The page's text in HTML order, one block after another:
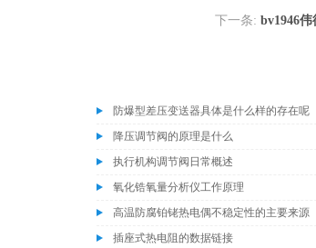
下一条: bv1946
防爆型差压变送器具体是什么样的存在呢
降压调节阀的原理是什么
执行机构调节阀日常概述
氧化锆氧量分析仪工作原理
高温防腐铂铑热电偶不稳定性的主要来源
插座式热电阻的数据链接